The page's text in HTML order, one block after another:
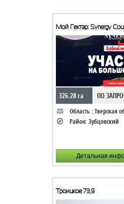
Мой Гектар: Synergy
326.28 га ПО
Область :Тверская
Район:Зубцовский
Детальная
Троицкое 73,9